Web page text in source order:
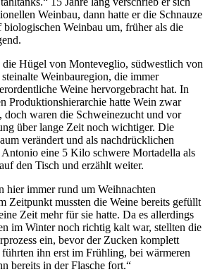
Weinbau, dann hatte er die Schnauze
Weinbau um, früher als die
die Hügel von Monteveglio, südwestlich von
Weinbauregion, die immer
Weine hervorgebracht hat. In
Produktionshierarchie hatte Wein zwar
doch waren die Schweinezucht und vor
über lange Zeit noch wichtiger. Die
verändert und als nachdrücklichen
eine 5 Kilo schwere Mortadella als
den Tisch und erzählt weiter.
hier immer rund um Weihnachten
Zeitpunkt mussten die Weine bereits gefüllt
Zeit mehr für sie hatte. Da es allerdings
im Winter noch richtig kalt war, stellten die
ein, bevor der Zucken komplett
ihn erst im Frühling, bei wärmeren
bereits in der Flasche fort.“